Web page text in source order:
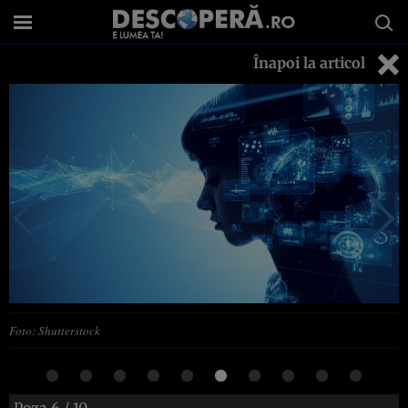
Înapoi la articol
Foto: Shutterstock